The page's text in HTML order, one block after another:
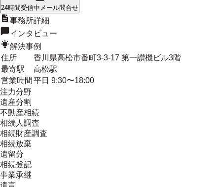
24時間受信中 メール問合せ
事務所詳細
インタビュー
解決事例
住所
香川県高松市番町3-3-17 第一讃機ビル3階
最寄駅
高松駅
営業時間 平日 9:30〜18:00
注力分野
遺産分割
不動産相続
相続人調査
相続財産調査
相続放棄
遺留分
相続登記
事業承継
遺言